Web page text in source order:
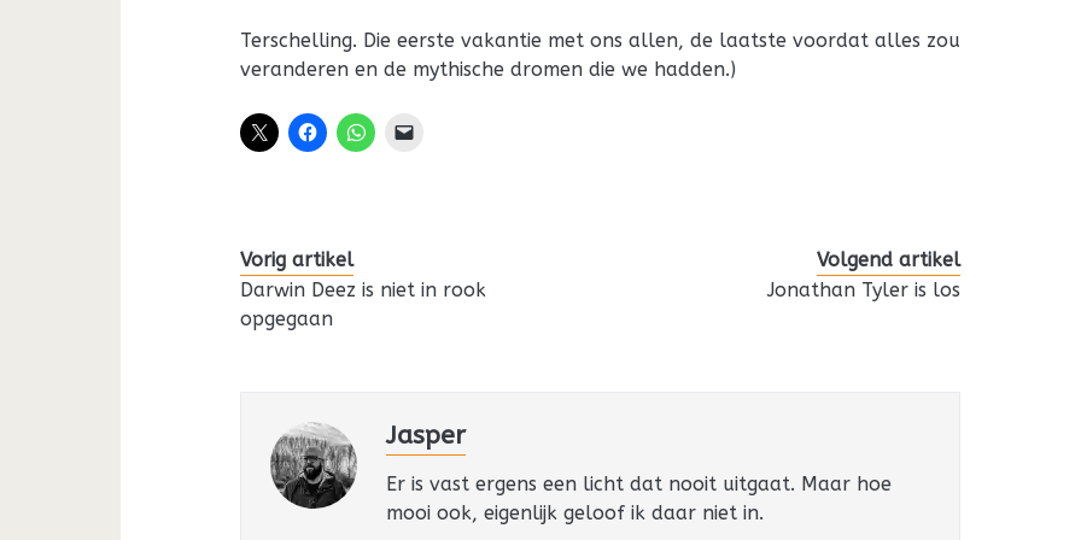
Terschelling. Die eerste vakantie met ons allen, de laatste voordat alles zou
veranderen en de mythische dromen die we hadden.)
Vorig artikel
Darwin Deez is niet in rook
opgegaan
Volgend artikel
Jonathan Tyler is los
Jasper
Er is vast ergens een licht dat nooit uitgaat. Maar hoe
mooi ook, eigenlijk geloof ik daar niet in.